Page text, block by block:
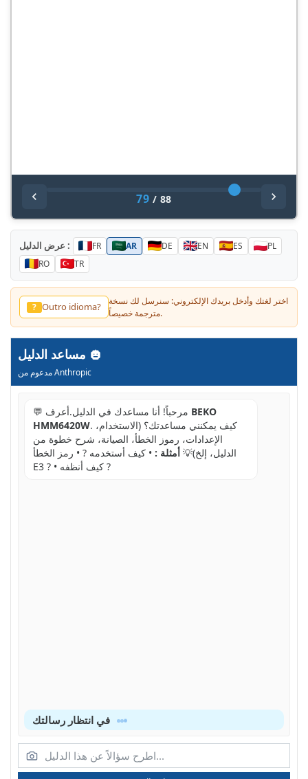
79 / 88
عرض الدليل : FR AR DE EN ES
PL
RO
TR
? Другой язык?
اختر لغتك وأدخل بريدك الإلكتروني: سنرسل لك نسخة
مترجمة خصيصاً.
مدعوم من Anthropic
💬 مرحباً! أنا مساعدك في الدليل.أعرف BEKO
HMM6420W. كيف يمكنني مساعدتك؟ (الاستخدام،
الإعدادات، رموز الخطأ، الصيانة، شرح خطوة من
الدليل، إلخ)💡 أمثلة : • كيف أستخدمه ? • رمز الخطأ
E3 ? • كيف أنظفه ?